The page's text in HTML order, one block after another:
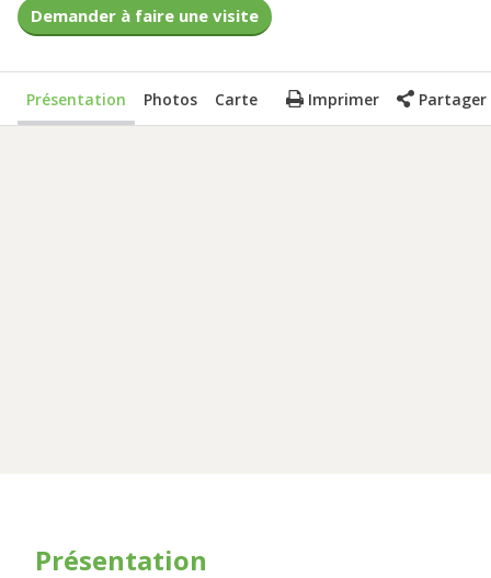
Demander à faire une visite
Présentation Photos Carte Imprimer Partager
Présentation